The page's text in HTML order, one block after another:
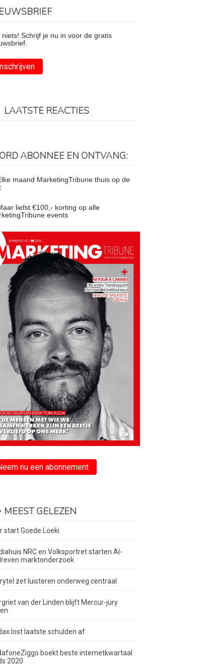
niets! Schrijf je nu in voor de gratis
LAATSTE REACTIES
ABONNEE EN ONTVANG:
maand MarketingTribune thuis op de
liefst €100,- korting op alle
events
nu een abonnement
MEEST GELEZEN
start Goede Loeki
NRC en Volksportret starten AI-
marktonderzoek
zet luisteren onderweg centraal
van der Linden blijft Mercur-jury
lost laatste schulden af
boekt beste internetkwartaal
2020